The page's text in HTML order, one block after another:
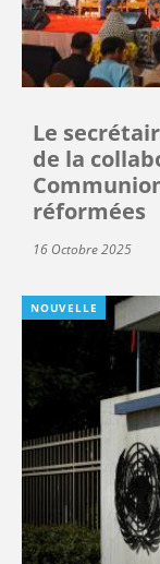
Le
de la
réformées
16 Octobre 2025
NOUVELLE